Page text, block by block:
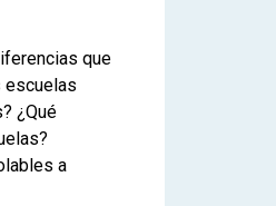
que
escuelas
¿Qué
a